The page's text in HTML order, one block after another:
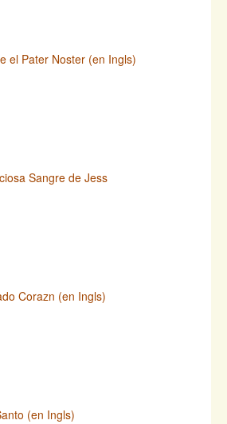
el Pater Noster (en Ingls)
Sangre de Jess
Corazn (en Ingls)
(en Ingls)